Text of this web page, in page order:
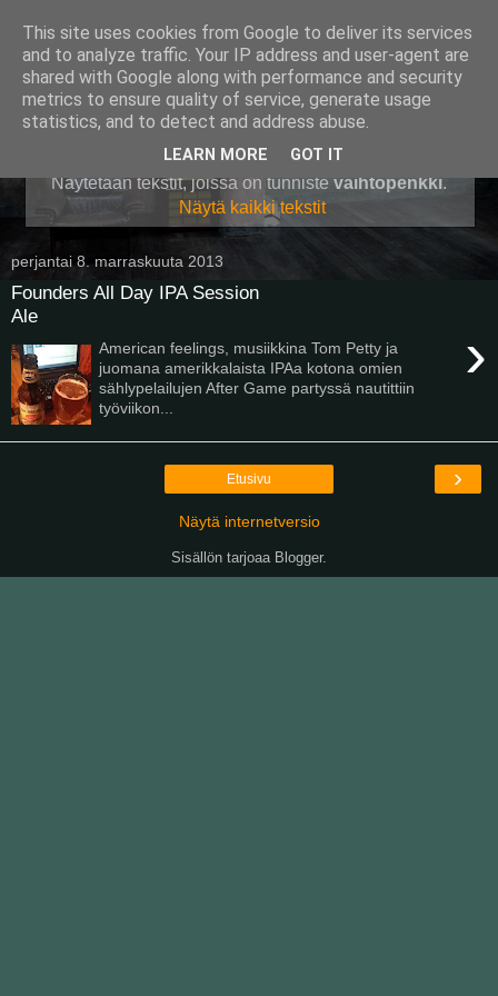
Pullollinen
Näytetään tekstit, joissa on tunniste vaihtopenkki.
Näytä kaikki tekstit
perjantai 8. marraskuuta 2013
Founders All Day IPA Session
Ale
›
American feelings, musiikkina Tom Petty ja
juomana amerikkalaista IPAa kotona omien
sählypelailujen After Game partyssä nautittiin
työviikon...
›
Etusivu
Näytä internetversio
Sisällön tarjoaa Blogger.
This site uses cookies from Google to deliver its services
and to analyze traffic. Your IP address and user-agent are
shared with Google along with performance and security
metrics to ensure quality of service, generate usage
statistics, and to detect and address abuse.
LEARN MORE GOT IT